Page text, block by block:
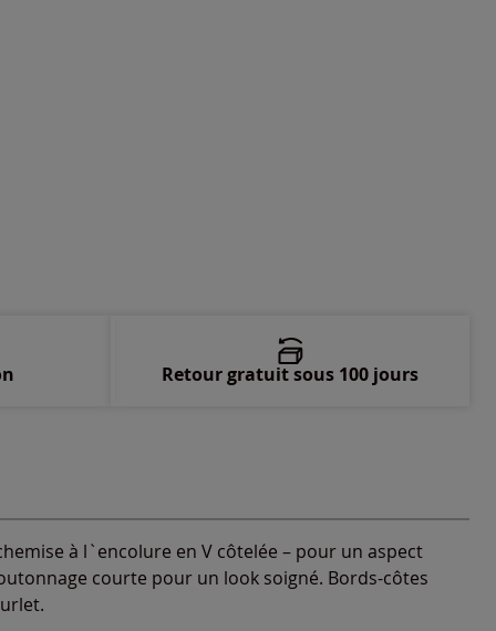
à l`encolure en V côtelée – pour un aspect
courte pour un look soigné. Bords-côtes
Retour gratuit sous 100 jours